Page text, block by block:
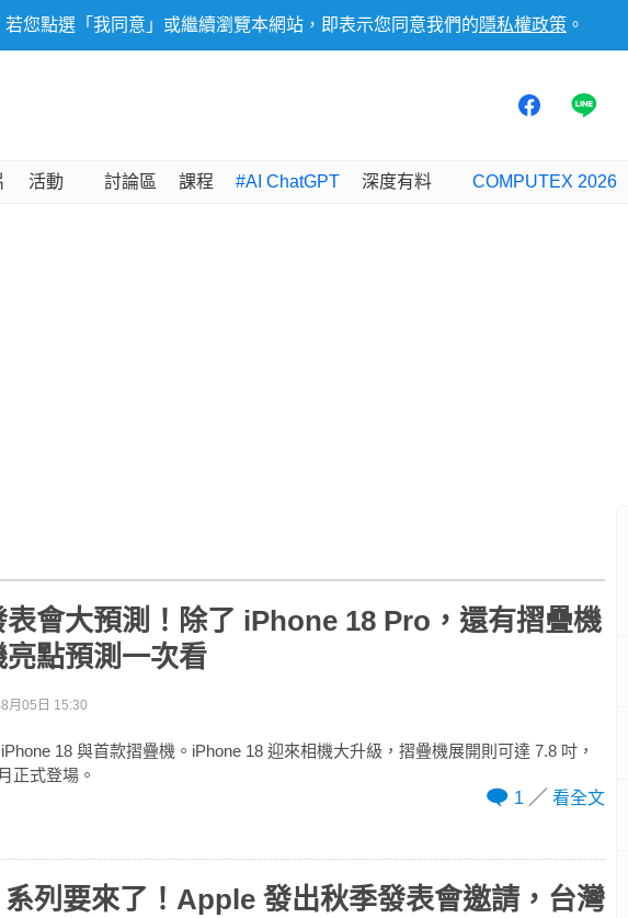
您點選「我同意」或繼續瀏覽本網站，即表示您同意我們的 隱私權政策 。
活動 討論區 課程 #AI ChatGPT 深度有料 COMPUTEX 2026
表會大預測！除了 iPhone 18 Pro，還有摺疊機
點預測一次看
月05日 15:30
18 與首款摺疊機。iPhone 18 迎來相機大升級，摺疊機展開則可達 7.8 吋，
正式登場。
1
看全文
列要來了！Apple 發出秋季發表會邀請，台灣